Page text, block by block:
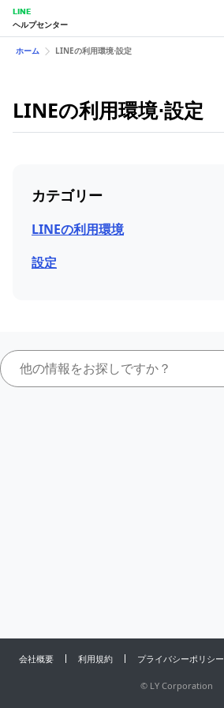
LINE
ヘルプセンター
ホーム LINEの利用環境⋅設定
LINEの利用環境⋅設定
カテゴリー
LINEの利用環境
設定
会社概要 利用規約 プライバシーポリシー
© LY Corporation